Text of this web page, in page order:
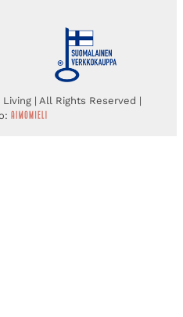
| All Rights Reserved |